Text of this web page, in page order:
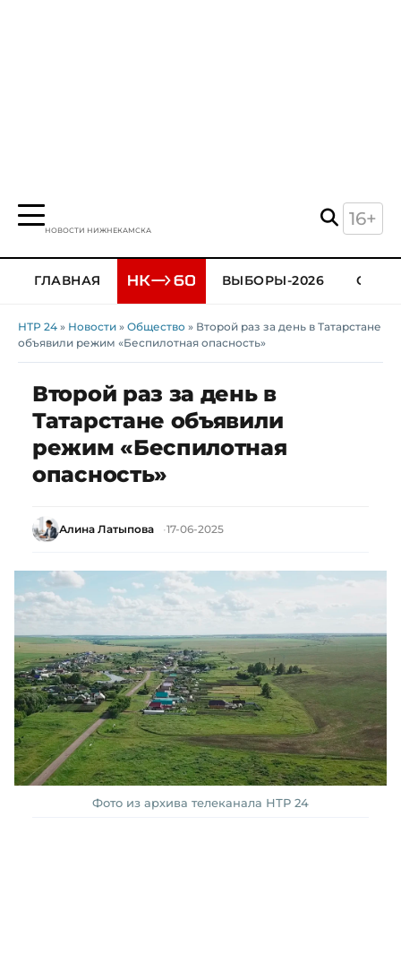
НОВОСТИ НИЖНЕКАМСКА
16+
ГЛАВНАЯ ВЫБОРЫ-2026
НТР 24 » Новости » Общество » Второй раз за день в Татарстане
объявили режим «Беспилотная опасность»
Второй раз за день в
Татарстане объявили
режим «Беспилотная
опасность»
Алина Латыпова 17-06-2025
Фото из архива телеканала НТР 24